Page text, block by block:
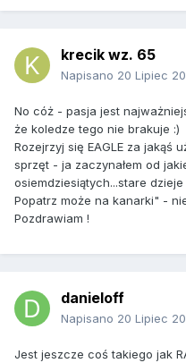
krecik wz. 65
Napisano 20 Lipiec
No cóż - pasja jest
że koledze tego nie brakuje :)
Rozejrzyj się EAGLE za jakąś
sprzęt - ja zaczynałem od
osiemdziesiątych...stare
Popatrz może na kanarki" -
Pozdrawiam !
danieloff
Napisano 20 Lipiec
Jest jeszcze coś takiego jak